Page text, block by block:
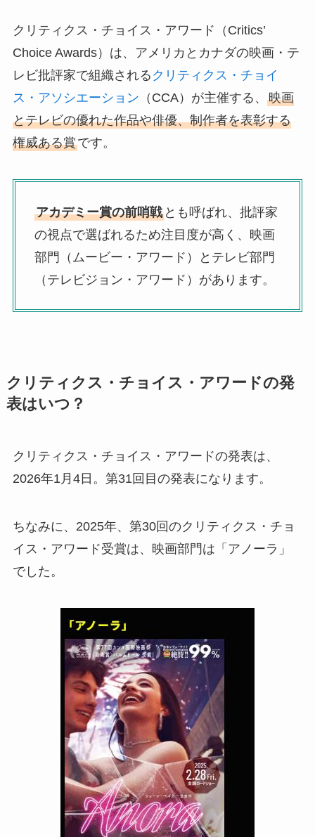
クリティクス・チョイス・アワード（Critics’
Choice Awards）は、アメリカとカナダの映画・テ
レビ批評家で組織される クリティクス・チョイ
ス・アソシエーション （CCA）が主催する、 映画
とテレビの優れた作品や俳優、制作者を表彰する
権威ある賞です。
アカデミー賞の前哨戦とも呼ばれ、批評家
の視点で選ばれるため注目度が高く、映画
部門（ムービー・アワード）とテレビ部門
（テレビジョン・アワード）があります。
クリティクス・チョイス・アワードの発
表はいつ？
クリティクス・チョイス・アワードの発表は、
2026年1月4日。第31回目の発表になります。
ちなみに、2025年、第30回のクリティクス・チョ
イス・アワード受賞は、映画部門は「アノーラ」
でした。